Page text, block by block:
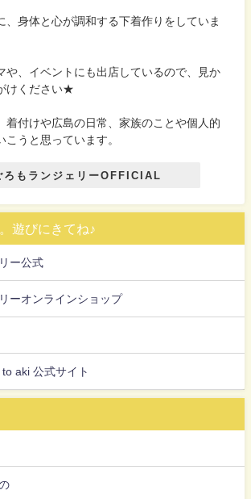
、身体と心が調和する下着作りをしていま
や、イベントにも出店しているので、見か
けください★
着付けや広島の日常、家族のことや個人的
こうと思っています。
ろもランジェリーOFFICIAL
遊びにきてね♪
ー公式
ーオンラインショップ
aki 公式サイト